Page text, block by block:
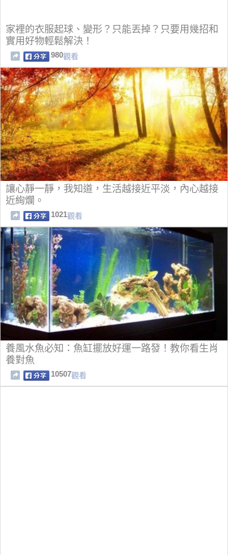
家裡的衣服起球、變形？只能丟掉？只要用幾招和
實用好物輕鬆解決！
980觀看
讓心靜一靜，我知道，生活越接近平淡，內心越接
近絢爛。
1021觀看
養風水魚必知：魚缸擺放好運一路發！教你看生肖
養對魚
10507觀看